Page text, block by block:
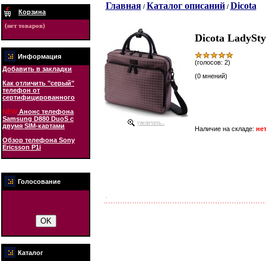
Корзина
(нет товаров)
Информация
Добавить в закладки
Как отличить "серый"
телефон от
сертифицированного
NEWАнонс телефона
Samsung D880 DuoS с
двумя SIM-картами
Обзор телефона Sony
Ericsson P1i
Голосование
Каталог
Главная/ Каталог описаний/ Dicota
увеличить...
Dicota
(голосов: 2)
(0 мнений)
Наличие на складе: нет